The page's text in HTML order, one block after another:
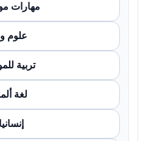
مهارات
علوم
تربية
لغة